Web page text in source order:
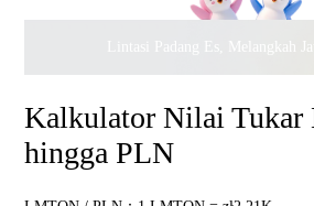
Kalkulator Nilai
hingga PLN